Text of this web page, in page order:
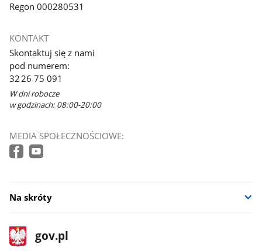
Regon 000280531
KONTAKT
Skontaktuj się z nami
pod numerem:
32 26 75 091
W dni robocze
w godzinach: 08:00-20:00
MEDIA SPOŁECZNOŚCIOWE:
Na skróty
stopka
gov.pl
Strona
gov.pl